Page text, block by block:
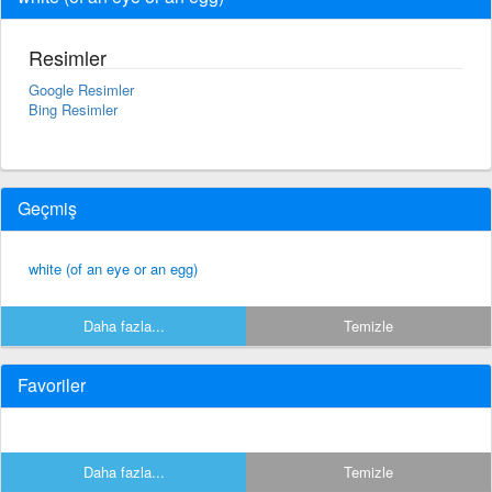
Resimler
Google Resimler
Bing Resimler
Geçmiş
white (of an eye or an egg)
Daha fazla... Temizle
Favoriler
Daha fazla... Temizle